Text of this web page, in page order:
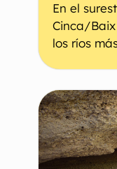
En el
Cinca/
los ríos